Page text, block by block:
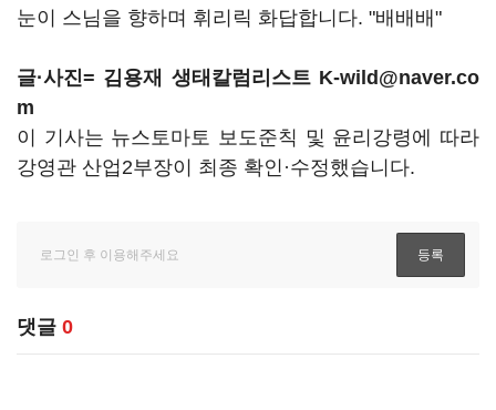
눈이 스님을 향하며 휘리릭 화답합니다. "배배배"
글·사진= 김용재 생태칼럼리스트 K-wild@naver.co
m
이 기사는 뉴스토마토 보도준칙 및 윤리강령에 따라
강영관 산업2부장이 최종 확인·수정했습니다.
댓글 0